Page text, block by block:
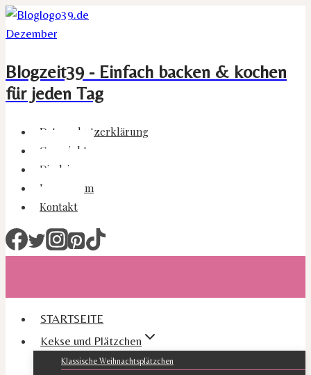
Zum
Inhalt
Blogzeit39 - Einfach backen & kochen
für jeden Tag
Datenschutzerklärung
Copyright
Disclaimer
Impressum
Kontakt
STARTSEITE
Kekse und Plätzchen
Klassische Weihnachtsplätzchen